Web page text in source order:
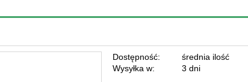
Dostępność:
średnia ilość
Wysyłka w:
3 dni